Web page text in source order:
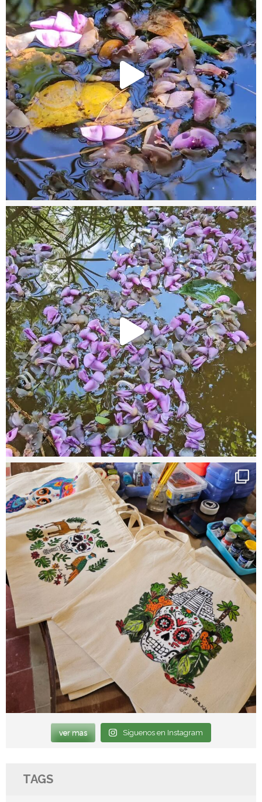
ver mas Síguenos en Instagram
TAGS